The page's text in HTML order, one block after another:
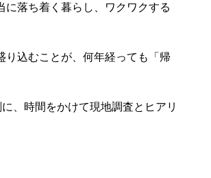
落ち着く暮らし、ワクワクする
り込むことが、何年経っても「帰
、時間をかけて現地調査とヒアリ